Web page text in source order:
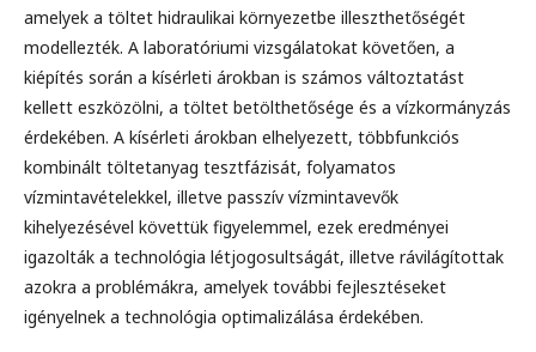
amelyek a töltet hidraulikai környezetbe illeszthetőségét
modellezték. A laboratóriumi vizsgálatokat követően, a
kiépítés során a kísérleti árokban is számos változtatást
kellett eszközölni, a töltet betölthetősége és a vízkormányzás
érdekében. A kísérleti árokban elhelyezett, többfunkciós
kombinált töltetanyag tesztfázisát, folyamatos
vízmintavételekkel, illetve passzív vízmintavevők
kihelyezésével követtük figyelemmel, ezek eredményei
igazolták a technológia létjogosultságát, illetve rávilágítottak
azokra a problémákra, amelyek további fejlesztéseket
igényelnek a technológia optimalizálása érdekében.